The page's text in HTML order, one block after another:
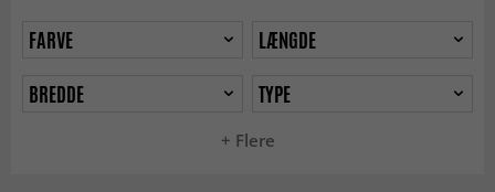
+ Flere
FARVE
LÆNGDE
BREDDE
TYPE